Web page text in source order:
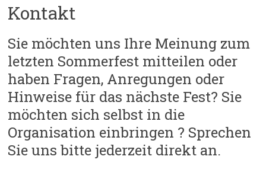
Kontakt
Sie möchten uns Ihre Meinung zum
letzten Sommerfest mitteilen oder
haben Fragen, Anregungen oder
Hinweise für das nächste Fest? Sie
möchten sich selbst in die
Organisation einbringen ? Sprechen
Sie uns bitte jederzeit direkt an.